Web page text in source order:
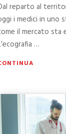
reparto al
i medici in uno
il mercato sta
…